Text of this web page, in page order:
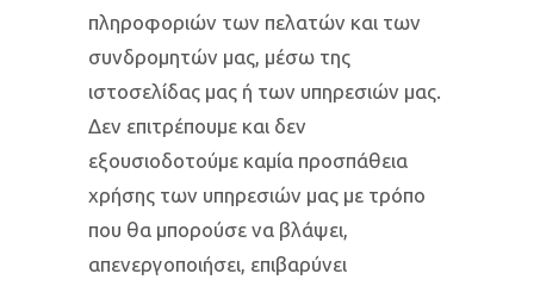
πληροφοριών των πελατών και των
συνδρομητών μας, μέσω της
ιστοσελίδας μας ή των υπηρεσιών μας.
Δεν επιτρέπουμε και δεν
εξουσιοδοτούμε καμία προσπάθεια
χρήσης των υπηρεσιών μας με τρόπο
που θα μπορούσε να βλάψει,
απενεργοποιήσει, επιβαρύνει